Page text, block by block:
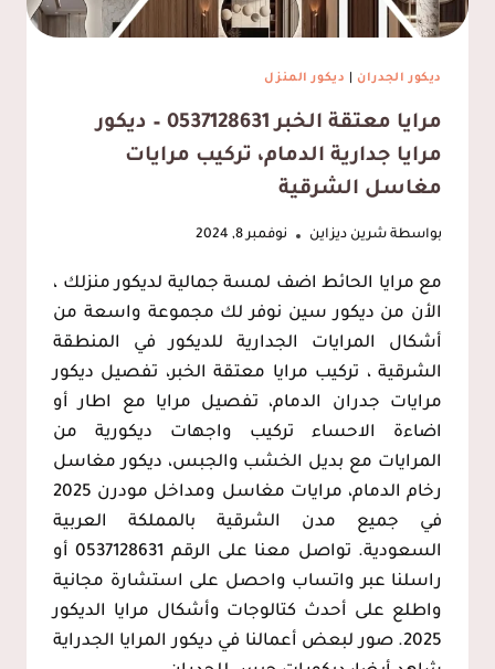
ديكور الجدران ديكور المنزل
مرايا معتقة الخبر 0537128631 – ديكور
مرايا جدارية الدمام، تركيب مرايات
مغاسل الشرقية
بواسطة شرين ديزاين نوفمبر 8, 2024
مع مرايا الحائط اضف لمسة جمالية لديكور منزلك ،
الأن من ديكور سين نوفر لك مجموعة واسعة من
أشكال المرايات الجدارية للديكور في المنطقة
الشرقية ، تركيب مرايا معتقة الخبر، تفصيل ديكور
مرايات جدران الدمام، تفصيل مرايا مع اطار أو
اضاءة الاحساء تركيب واجهات ديكورية من
المرايات مع بديل الخشب والجبس، ديكور مغاسل
رخام الدمام، مرايات مغاسل ومداخل مودرن 2025
في جميع مدن الشرقية بالمملكة العربية
السعودية. تواصل معنا على الرقم 0537128631 أو
راسلنا عبر واتساب واحصل على استشارة مجانية
واطلع على أحدث كتالوجات وأشكال مرايا الديكور
2025. صور لبعض أعمالنا في ديكور المرايا الجدراية